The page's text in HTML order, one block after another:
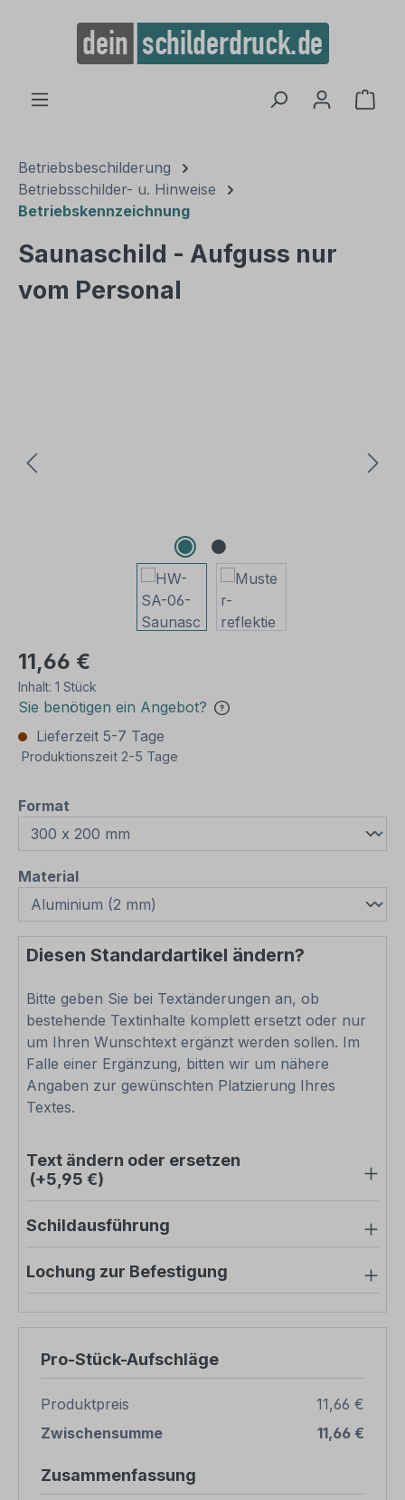
springen
Betriebsbeschilderung
Betriebsschilder- u. Hinweise
Betriebskennzeichnung
Saunaschild - Aufguss nur
vom Personal
11,66 €
Inhalt: 1 Stück
Sie benötigen ein Angebot?
Lieferzeit 5-7 Tage
Produktionszeit 2-5 Tage
Format
Materialauswählen
Diesen Standardartikel ändern?
Bitte geben Sie bei Textänderungen an, ob
bestehende Textinhalte komplett ersetzt oder nur
um Ihren Wunschtext ergänzt werden sollen. Im
Falle einer Ergänzung, bitten wir um nähere
Angaben zur gewünschten Platzierung Ihres
Textes.
Text ändern oder ersetzen
(+5,95 €)
Schildausführung
Lochung zur Befestigung
Pro-Stück-Aufschläge
Produktpreis
11,66 €
Zwischensumme
11,66 €
Zusammenfassung